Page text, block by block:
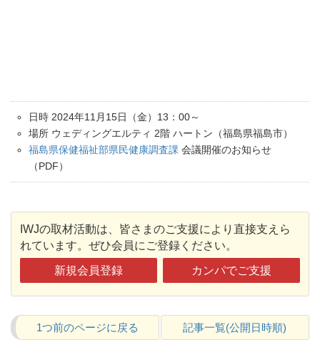
日時 2024年11月15日（金）13：00～
場所 ウェディングエルティ 2階 ハートン（福島県福島市）
福島県保健福祉部県民健康調査課 会議開催のお知らせ
（PDF）
IWJの取材活動は、皆さまのご支援により直接支えら
れています。ぜひ会員にご登録ください。
新規会員登録 カンパでご支援
1つ前のページに戻る 記事一覧(公開日時順)